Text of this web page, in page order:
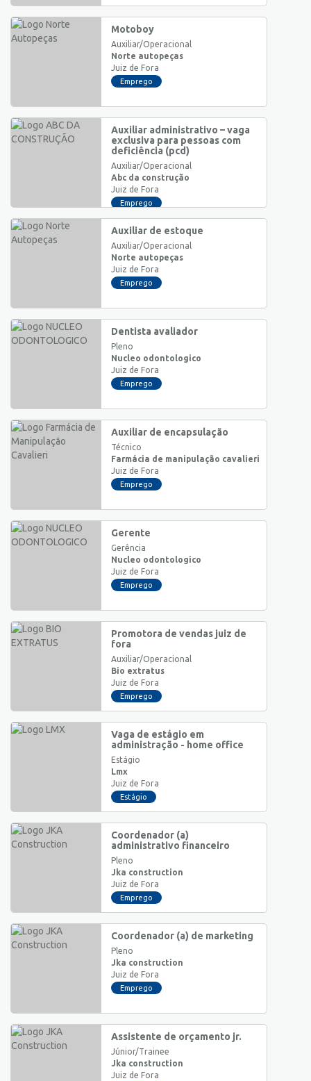
Motoboy
Auxiliar/Operacional
Norte autopeças
Juiz de Fora
Emprego
Auxiliar administrativo – vaga
exclusiva para pessoas com
deficiência (pcd)
Auxiliar/Operacional
Abc da construção
Juiz de Fora
Emprego
Auxiliar de estoque
Auxiliar/Operacional
Norte autopeças
Juiz de Fora
Emprego
Dentista avaliador
Pleno
Nucleo odontologico
Juiz de Fora
Emprego
Auxiliar de encapsulação
Técnico
Farmácia de manipulação cavalieri
Juiz de Fora
Emprego
Gerente
Gerência
Nucleo odontologico
Juiz de Fora
Emprego
Promotora de vendas juiz de
fora
Auxiliar/Operacional
Bio extratus
Juiz de Fora
Emprego
Vaga de estágio em
administração - home office
Estágio
Lmx
Juiz de Fora
Estágio
Coordenador (a)
administrativo financeiro
Pleno
Jka construction
Juiz de Fora
Emprego
Coordenador (a) de marketing
Pleno
Jka construction
Juiz de Fora
Emprego
Assistente de orçamento jr.
Júnior/Trainee
Jka construction
Juiz de Fora